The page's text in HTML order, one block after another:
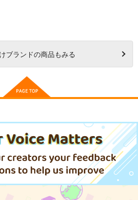
ブランドの商品もみる